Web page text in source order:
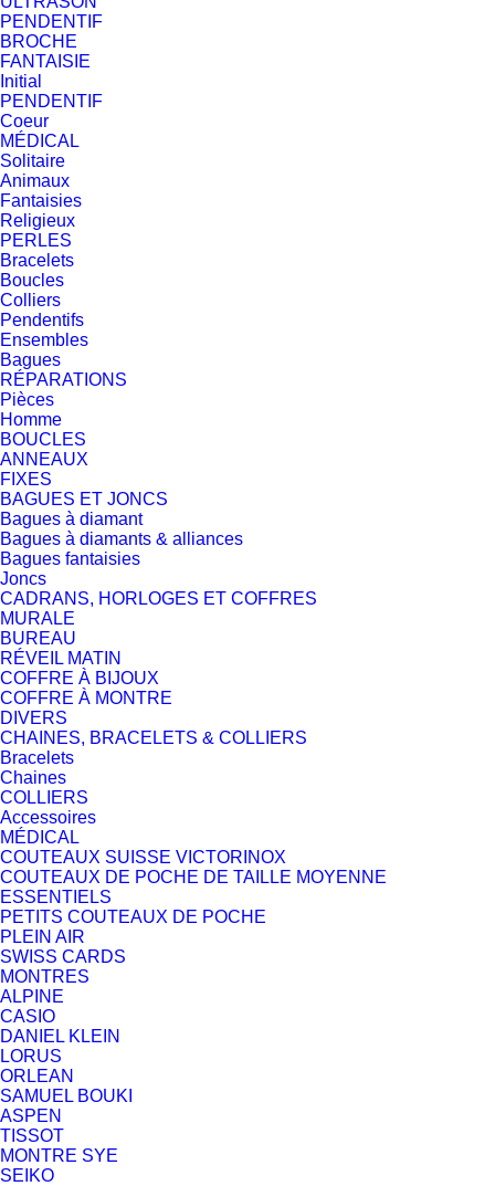
PENDENTIF
BROCHE
FANTAISIE
Initial
PENDENTIF
Coeur
MÉDICAL
Solitaire
Animaux
Fantaisies
Religieux
PERLES
Bracelets
Boucles
Colliers
Pendentifs
Ensembles
Bagues
RÉPARATIONS
Pièces
Homme
BOUCLES
ANNEAUX
FIXES
BAGUES ET JONCS
Bagues à diamant
Bagues à diamants & alliances
Bagues fantaisies
Joncs
CADRANS, HORLOGES ET COFFRES
MURALE
BUREAU
RÉVEIL MATIN
COFFRE À BIJOUX
COFFRE À MONTRE
DIVERS
CHAINES, BRACELETS & COLLIERS
Bracelets
Chaines
COLLIERS
Accessoires
MÉDICAL
COUTEAUX SUISSE VICTORINOX
COUTEAUX DE POCHE DE TAILLE MOYENNE
ESSENTIELS
PETITS COUTEAUX DE POCHE
PLEIN AIR
SWISS CARDS
MONTRES
ALPINE
CASIO
DANIEL KLEIN
LORUS
ORLEAN
SAMUEL BOUKI
ASPEN
TISSOT
MONTRE SYE
SEIKO